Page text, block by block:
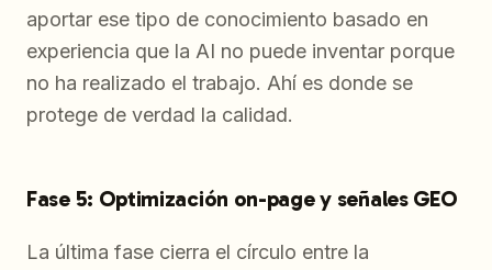
aportar ese tipo de conocimiento basado en
experiencia que la AI no puede inventar porque
no ha realizado el trabajo. Ahí es donde se
protege de verdad la calidad.
Fase 5: Optimización on-page y señales GEO
La última fase cierra el círculo entre la